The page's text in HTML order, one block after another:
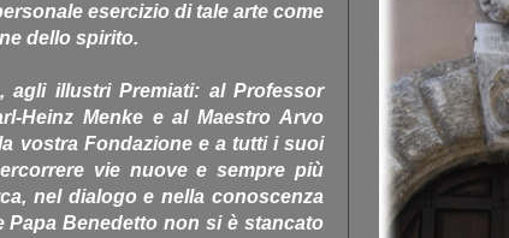
esercizio di tale arte come
dello spirito.
agli illustri Premiati: al Professor
Heinz Menke e al Maestro Arvo
vostra Fondazione e a tutti i suoi
vie nuove e sempre più
nel dialogo e nella conoscenza
Papa Benedetto non si è stancato